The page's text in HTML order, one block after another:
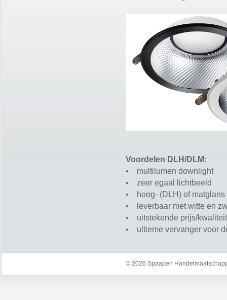
Voordelen DLH/DLM:
• multilumen downlight
• zeer egaal lichtbeeld
• hoog- (DLH) of matglans
• leverbaar met witte en
• uitstekende prijs/
• ultieme vervanger voor
© 2026 Spaapen